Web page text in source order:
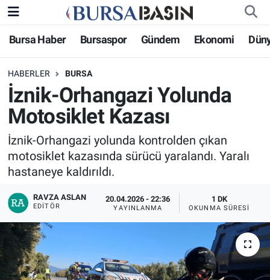
Bursa Haber Bursaspor Gündem Ekonomi
HABERLER BURSA
İznik-Orhangazi Yolunda
Motosiklet Kazası
İznik-Orhangazi yolunda kontrolden çıkan
motosiklet kazasında sürücü yaralandı. Yaralı
hastaneye kaldırıldı.
RAVZA ASLAN
EDITÖR
20.04.2026 - 22:36
YAYINLANMA
1 DK
OKUNMA SÜRESI
Bursa Haber
Genel
Politika
Bilim, Teknoloji
KÜLTÜR-SANAT
Yerel
Bursaspor
Gündem
Bursa Nöbetçi Eczaneler
Bursa Hava Durumu
Bursa Namaz Vakitleri
Bursa Trafik Yoğunluk Haritası
Süper Lig Puan Durumu ve Fikstür
Tüm Manşetler
Son Dakika Haberleri
Haber Arşivi